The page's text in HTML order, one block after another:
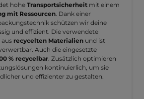
hohe Transportsicherheit mit einem
mit Ressourcen . Dank einer
schützen wir deine
und effizient. Die verwendete
recycelten Materialien und ist
Auch die eingesetzte
% recycelbar . Zusätzlich optimieren
kontinuierlich, um sie
und effizienter zu gestalten.